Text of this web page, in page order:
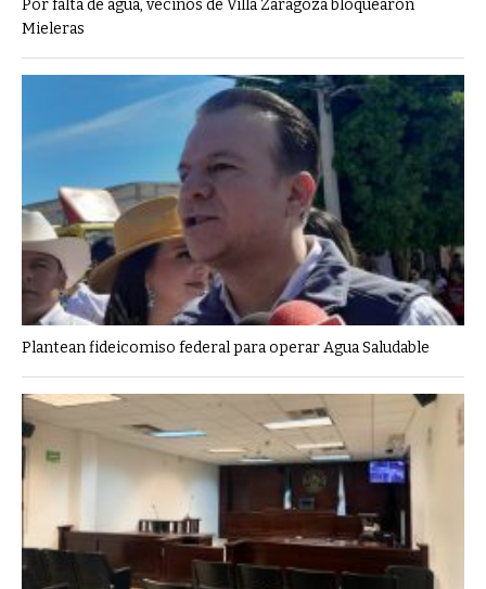
Por falta de agua, vecinos de Villa Zaragoza bloquearon
Mieleras
Plantean fideicomiso federal para operar Agua Saludable